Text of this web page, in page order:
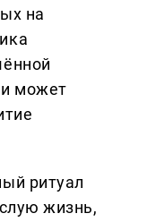
на
и может
ритуал
жизнь,